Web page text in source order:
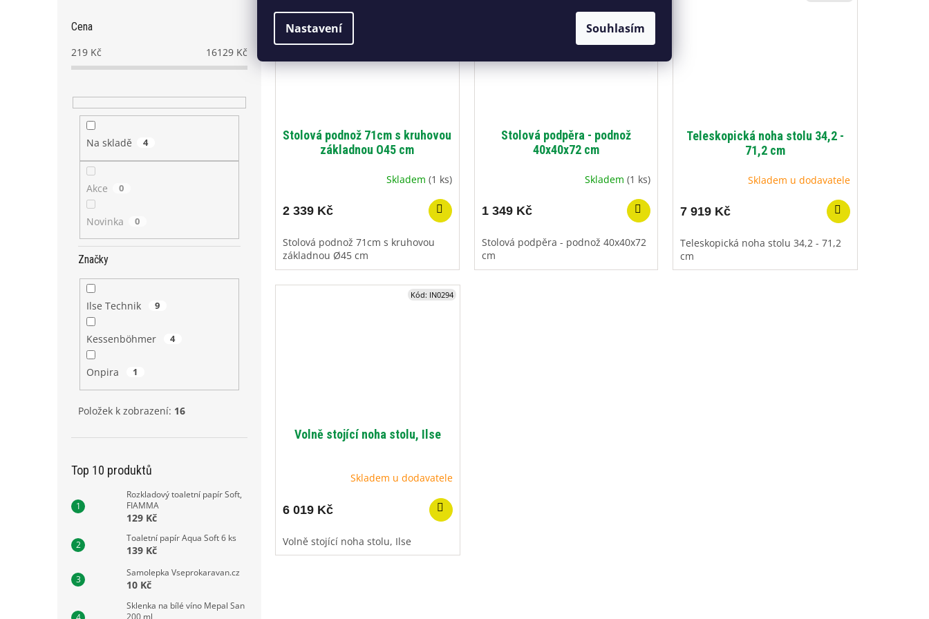
Nastavení Souhlasím
Cena
219 Kč 16129 Kč
Na skladě 4
Akce 0
Novinka 0
Značky
Ilse Technik 9
Kessenböhmer 4
Onpira 1
Položek k zobrazení: 16
Top 10 produktů
Rozkladový toaletní papír Soft,
FIAMMA
129 Kč
Toaletní papír Aqua Soft 6 ks
139 Kč
Samolepka Vseprokaravan.cz
10 Kč
Sklenka na bílé víno Mepal San
200 ml
Stolová podnož 71cm s kruhovou
základnou O45 cm
Skladem (1 ks)
2 339 Kč
Stolová podnož 71cm s kruhovou
základnou Ø45 cm
Stolová podpěra - podnož
40x40x72 cm
Skladem(1 ks)
1 349 Kč
Stolová podpěra - podnož 40x40x72
cm
Teleskopická noha stolu 34,2 -
71,2 cm
Skladem u dodavatele
7 919 Kč
Teleskopická noha stolu 34,2 - 71,2
cm
Volně stojící noha stolu, Ilse
Skladem u dodavatele
6 019 Kč
Volně stojící noha stolu, Ilse
Kód: IN0294